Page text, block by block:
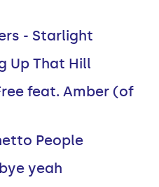
- Starlight
Up That Hill
feat. Amber (of
People
yeah